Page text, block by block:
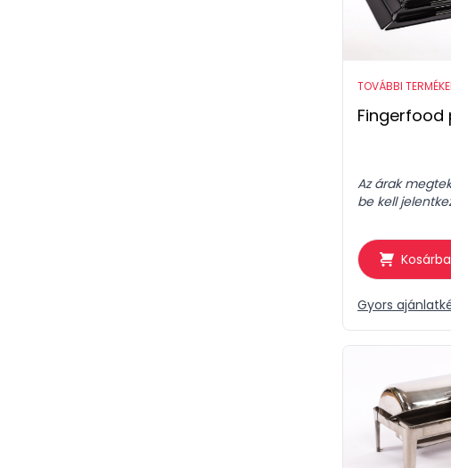
TOVÁBBI
Fingerfood
Az árak
be kell
Kosárba
Gyors